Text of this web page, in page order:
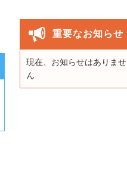
重要なお知らせ
現在、お知らせはありませ
ん